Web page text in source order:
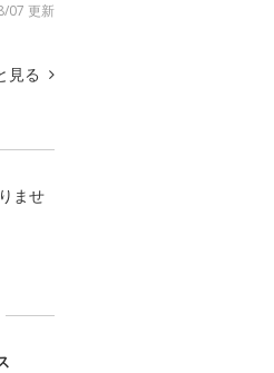
07 更新
見る
ませ